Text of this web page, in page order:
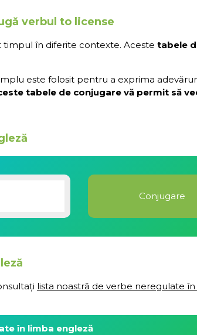
verbul to license
timpul în diferite contexte. Aceste tabele
este folosit pentru a exprima
tabele de conjugare vă permit să
lista noastră de verbe neregulate
în limba engleză